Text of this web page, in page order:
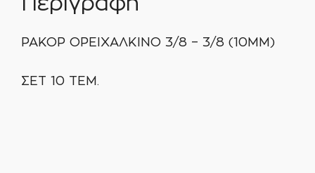
ΡΑΚΟΡ ΟΡΕΙΧΑΛΚΙΝΟ 3/8 – 3/8 (10MM)
ΣΕΤ 10 ΤΕΜ.